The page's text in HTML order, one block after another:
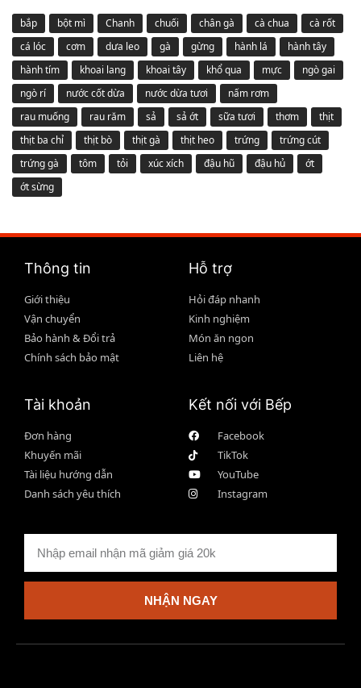
bắp bột mì Chanh chuối chân gà cà chua
cà rốt
cá lóc
cơm dưa leo gà gừng hành lá
hành tây
hành tím
khoai lang khoai tây khổ qua mực
ngò gai
ngò rí
nước cốt dừa nước dừa tươi
nấm rơm
rau muống
rau răm sả sả ớt sữa tươi thơm
thịt
thịt ba chỉ
thịt bò thịt gà thịt heo trứng
trứng cút
trứng gà
tôm tỏi xúc xích đậu hũ đậu hủ
ớt
ớt sừng
Thông tin
Giới thiệu
Vận chuyển
Bảo hành & Đổi trả
Chính sách bảo mật
Hỗ trợ
Hỏi đáp nhanh
Kinh nghiệm
Món ăn ngon
Liên hệ
Tài khoản
Đơn hàng
Khuyến mãi
Tài liệu hướng dẫn
Danh sách yêu thích
Kết nối với Bếp
Facebook
TikTok
YouTube
Instagram
NHẬN NGAY